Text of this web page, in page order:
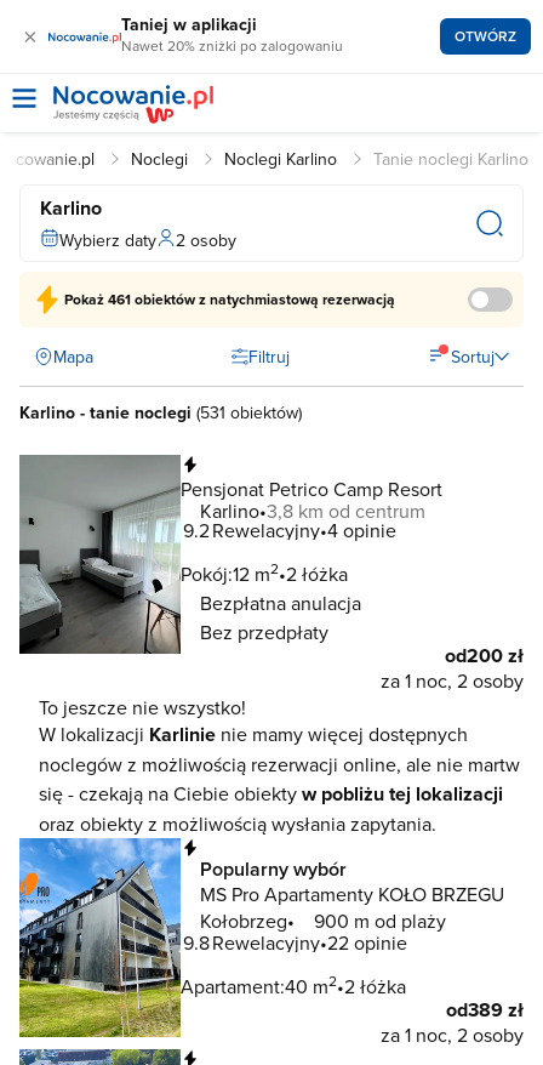
× Taniej w aplikacji
Nawet 20% zniżki po zalogowaniu OTWÓRZ
Noclegi Noclegi Karlino Tanie noclegi Karlino
Karlino
Wybierz daty 2 osoby
Pokaż461 obiektówz natychmiastową rezerwacją
Mapa Filtruj Sortuj
Karlino - tanie noclegi (531 obiektów)
Pensjonat Petrico Camp Resort
Karlino 3,8 km od centrum
9.2Rewelacyjny 4 opinie
Pokój:12 m2 2 łóżka
Bezpłatna anulacja
Bez przedpłaty
od200 zł
za 1 noc, 2 osoby
To jeszcze nie wszystko!
W lokalizacji Karlinie nie mamy więcej dostępnych
noclegów z możliwością rezerwacji online, ale nie martw
się - czekają na Ciebie obiektyw pobliżu tej lokalizacji
oraz obiekty z możliwością wysłania zapytania.
Popularny wybór
MS Pro Apartamenty KOŁO BRZEGU
Kołobrzeg
900 m od plaży
9.8Rewelacyjny 22 opinie
Apartament:40 m2 2 łóżka
od389 zł
za 1 noc, 2 osoby